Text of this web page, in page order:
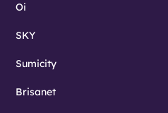
Oi
SKY
Sumicity
Brisanet